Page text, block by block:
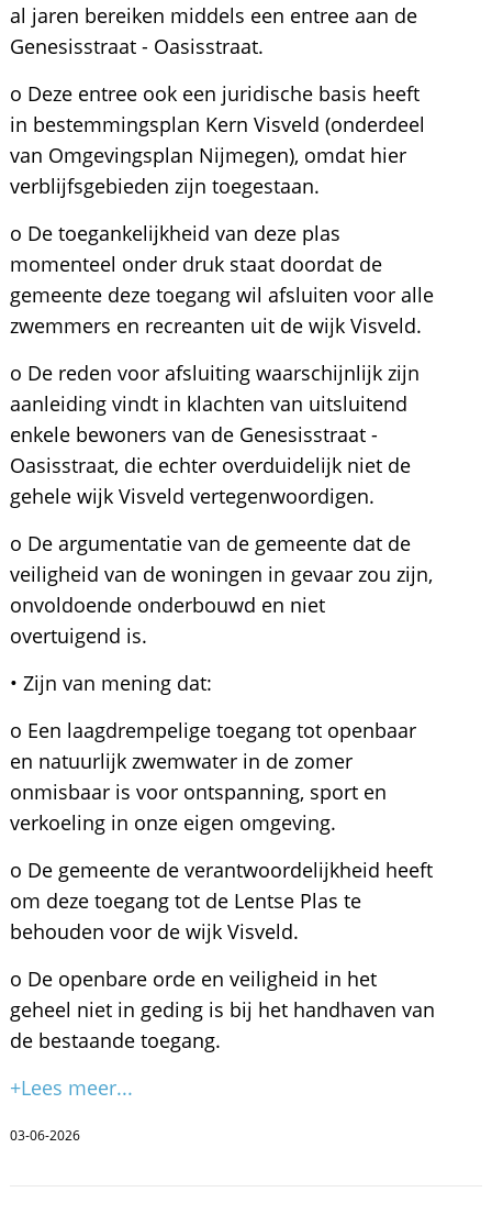
al jaren bereiken middels een entree aan de
Genesisstraat - Oasisstraat.
o Deze entree ook een juridische basis heeft
in bestemmingsplan Kern Visveld (onderdeel
van Omgevingsplan Nijmegen), omdat hier
verblijfsgebieden zijn toegestaan.
o De toegankelijkheid van deze plas
momenteel onder druk staat doordat de
gemeente deze toegang wil afsluiten voor alle
zwemmers en recreanten uit de wijk Visveld.
o De reden voor afsluiting waarschijnlijk zijn
aanleiding vindt in klachten van uitsluitend
enkele bewoners van de Genesisstraat -
Oasisstraat, die echter overduidelijk niet de
gehele wijk Visveld vertegenwoordigen.
o De argumentatie van de gemeente dat de
veiligheid van de woningen in gevaar zou zijn,
onvoldoende onderbouwd en niet
overtuigend is.
• Zijn van mening dat:
o Een laagdrempelige toegang tot openbaar
en natuurlijk zwemwater in de zomer
onmisbaar is voor ontspanning, sport en
verkoeling in onze eigen omgeving.
o De gemeente de verantwoordelijkheid heeft
om deze toegang tot de Lentse Plas te
behouden voor de wijk Visveld.
o De openbare orde en veiligheid in het
geheel niet in geding is bij het handhaven van
de bestaande toegang.
+Lees meer...
03-06-2026